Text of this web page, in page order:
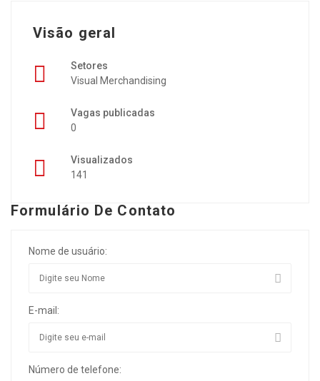
Visão geral
Setores
Visual Merchandising
Vagas publicadas
0
Visualizados
141
Formulário De Contato
Nome de usuário:
E-mail:
Número de telefone: